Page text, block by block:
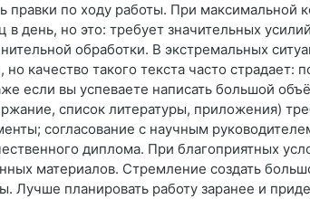
по ходу работы. При максимальной
день, но это: требует значительных
обработки. В экстремальных
качество такого текста часто страдает:
если вы успеваете написать большой
список литературы, приложения)
согласование с научным
диплома. При благоприятных
материалов. Стремление создать
Лучше планировать работу заранее и